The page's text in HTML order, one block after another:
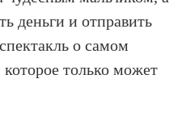
деньги и отправить
о самом
только может